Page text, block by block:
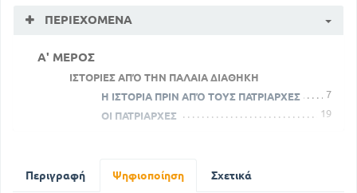
ΠΕΡΙΕΧΌΜΕΝΑ
Α' ΜΕΡΟΣ
ΙΣΤΟΡΙΕΣ ΑΠΌ ΤΗΝ ΠΑΛΑΙΑ ΔΙΑΘΗΚΗ
Η ΙΣΤΟΡΙΑ ΠΡΙΝ ΑΠΌ ΤΟΥΣ ΠΑΤΡΙΑΡΧΕΣ
7
ΟΙ ΠΑΤΡΙΑΡΧΕΣ
19
Η ΡΟΥΘ
Περιγραφή Ψηφιοποίηση Σχετικά